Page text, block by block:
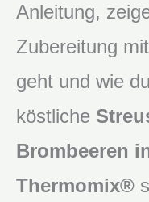
Anleitung,
Zubereitung
geht und wie
köstliche
Brombeeren
Thermomix®